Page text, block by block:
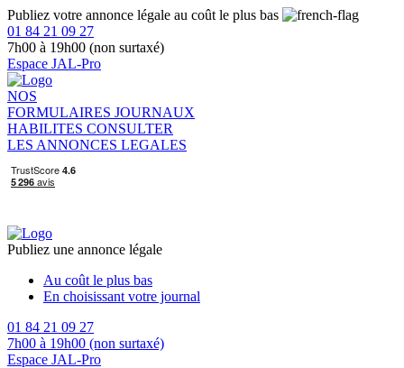
Publiez votre annonce légale au coût le plus bas
01 84 21 09 27
7h00 à 19h00 (non surtaxé)
Espace JAL-Pro
NOS
FORMULAIRES JOURNAUX
HABILITES CONSULTER
LES ANNONCES LEGALES
Publiez une annonce légale
Au coût le plus bas
En choisissant votre journal
01 84 21 09 27
7h00 à 19h00 (non surtaxé)
Espace JAL-Pro